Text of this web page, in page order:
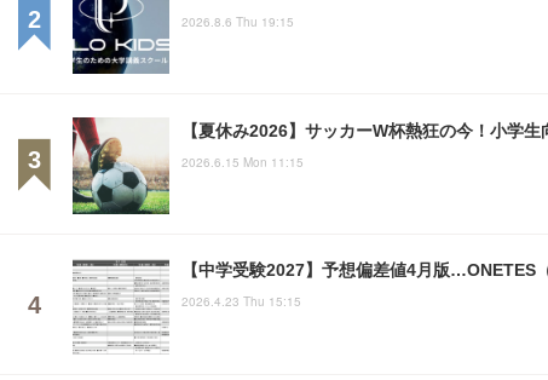
2026.8.6 Thu 19:15
【夏休み2026】サッカーW杯熱狂の今！小学
2026.6.15 Mon 11:15
【中学受験2027】予想偏差値4月版…ONETES
2026.4.23 Thu 15:15